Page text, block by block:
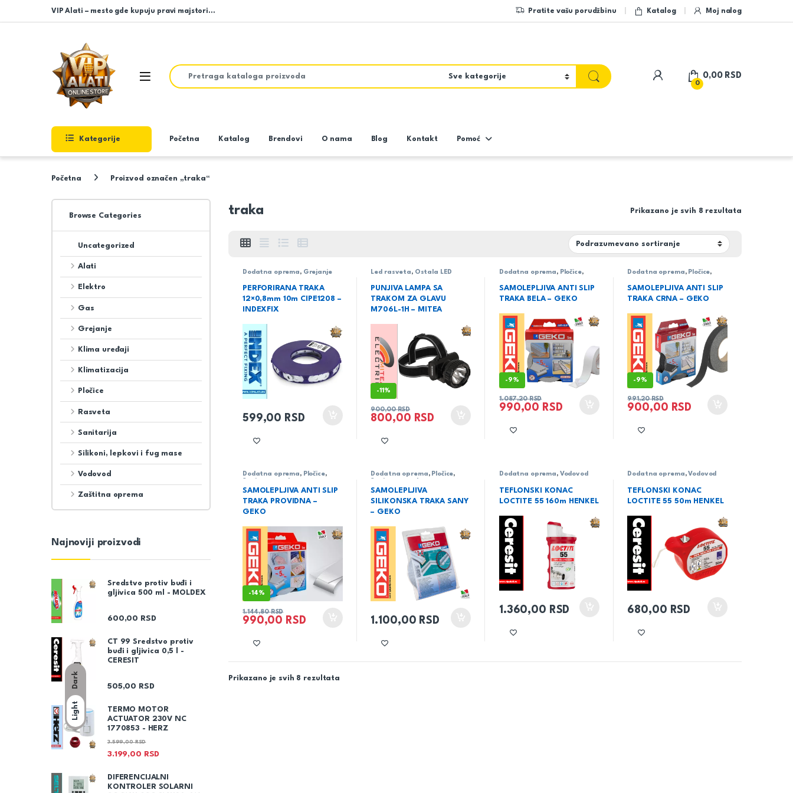
Dark
Light
Skip to navigation
Skip to content
VIP Alati – mesto gde kupuju pravi majstori… Pratite vašu porudžbinu Katalog Moj nalog
Open
Search for:
My Account
0
0,00 RSD
Kategorije Početna Katalog Brendovi O nama Blog Kontakt Pomoć
Početna Proizvod označen „traka“
traka Prikazano je svih 8 rezultata
Dodatna oprema, Grejanje
PERFORIRANA TRAKA
12×0,8mm 10m CIPE1208 –
INDEXFIX
599,00 RSD
Led rasveta, Ostala LED
PUNJIVA LAMPA SA
TRAKOM ZA GLAVU
M706L-1H – MITEA
-11%
800,00 RSD
900,00RSD
Dodatna oprema, Pločice,
SAMOLEPLJIVA ANTI SLIP
TRAKA BELA – GEKO
-9%
990,00 RSD
1.087,20RSD
Dodatna oprema, Pločice,
SAMOLEPLJIVA ANTI SLIP
TRAKA CRNA – GEKO
-9%
900,00 RSD
991,20RSD
Dodatna oprema, Pločice,
SAMOLEPLJIVA ANTI SLIP
TRAKA PROVIDNA –
GEKO
-14%
990,00 RSD
1.144,80RSD
Dodatna oprema, Pločice,
SAMOLEPLJIVA
SILIKONSKA TRAKA SANY
– GEKO
1.100,00 RSD
Dodatna oprema, Vodovod
TEFLONSKI KONAC
LOCTITE 55 160m HENKEL
1.360,00 RSD
Dodatna oprema, Vodovod
TEFLONSKI KONAC
LOCTITE 55 50m HENKEL
680,00 RSD
Prikazano je svih 8 rezultata
Browse Categories
Uncategorized
Alati
Elektro
Gas
Grejanje
Klima uređaji
Klimatizacija
Pločice
Rasveta
Sanitarija
Silikoni, lepkovi i fug mase
Vodovod
Zaštitna oprema
Najnoviji proizvodi
Sredstvo protiv buđi i
gljivica 500 ml - MOLDEX
600,00 RSD
CT 99 Sredstvo protiv
buđi i gljivica 0,5 l -
CERESIT
505,00 RSD
TERMO MOTOR
ACTUATOR 230V NC
1770853 - HERZ
3.199,00 RSD
3.599,00RSD
DIFERENCIJALNI
KONTROLER SOLARNI